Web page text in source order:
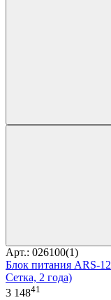
Арт.: 026100(1)
Блок питания ARS-
Сетка, 2 года)
3 14841